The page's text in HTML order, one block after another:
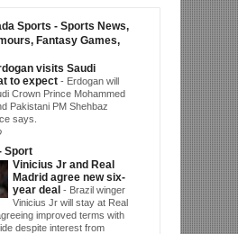
Sports - Sports News,
Fantasy Games,
visits Saudi
to expect - Erdogan will
Crown Prince Mohammed
Pakistani PM Shehbaz
says.
Sport
Vinicius Jr and Real
Madrid agree new six-
year deal - Brazil winger
Vinicius Jr will stay at Real
improved terms with
despite interest from